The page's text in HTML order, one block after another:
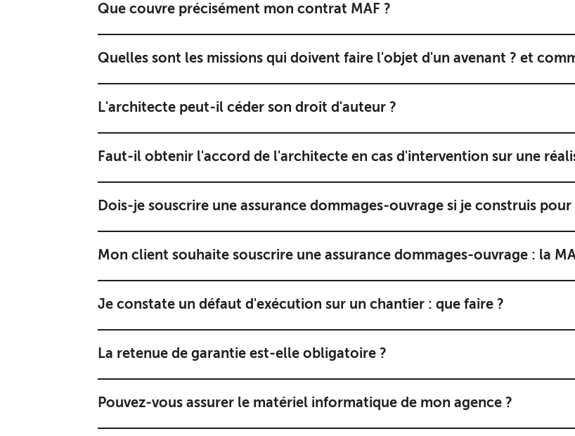
Que couvre précisément mon contrat MAF ?
Quelles sont les missions qui doivent faire l'objet d'un avenant ? et
L'architecte peut-il céder son droit d'auteur ?
Faut-il obtenir l'accord de l'architecte en cas d'intervention sur une
Dois-je souscrire une assurance dommages-ouvrage si je construis
Mon client souhaite souscrire une assurance dommages-ouvrage : la
Je constate un défaut d'exécution sur un chantier : que faire ?
La retenue de garantie est-elle obligatoire ?
Pouvez-vous assurer le matériel informatique de mon agence ?